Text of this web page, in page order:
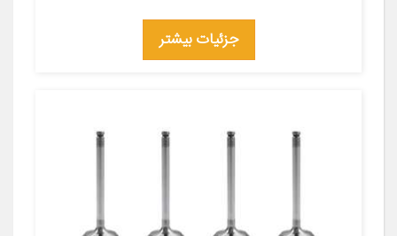
جزئیات بیشتر